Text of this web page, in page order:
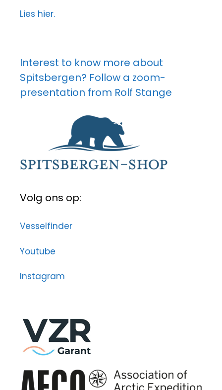
Lies hier.
Interest to know more about
Spitsbergen? Follow a zoom-
presentation from Rolf Stange
Volg ons op:
Vesselfinder
Youtube
Instagram